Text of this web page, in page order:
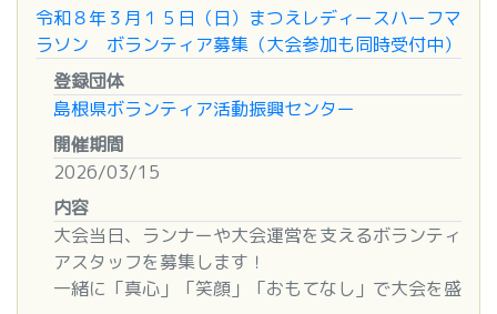
施設案内
■登録手続
研修会終了後に配布する「ボランティア登録書」を
ご提出いただくと登録完了です。
※下記仮申込書だけでは登録になりません
■応募方法
「松江歴史館ボランティアスタッフ仮申込書」に必
要事項をご記入の上、松江歴史館まで持参いただく
か、郵送かFAXかメールでお送りください。
※７：４５に島根富士通より送迎バスあり
■場所
荒神谷史跡公園
（出雲市斐川町神庭８７３−８）
■対象
年齢問わず、どなたでも
■定員
１０名
令和８年３月１５日（日）まつえレディースハーフマ
ラソン ボランティア募集（大会参加も同時受付中）
登録団体
島根県ボランティア活動振興センター
開催期間
2026/03/15
内容
大会当日、ランナーや大会運営を支えるボランティ
アスタッフを募集します！
一緒に「真心」「笑顔」「おもてなし」で大会を盛